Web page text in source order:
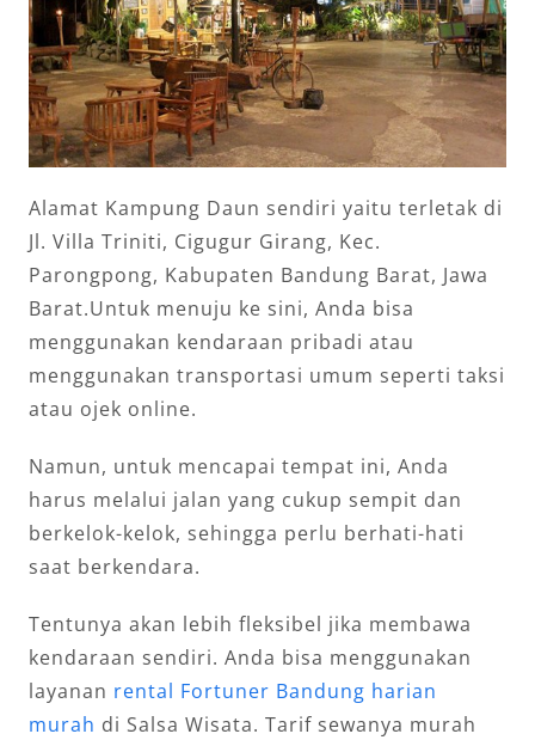
Alamat Kampung Daun sendiri yaitu terletak di
Jl. Villa Triniti, Cigugur Girang, Kec.
Parongpong, Kabupaten Bandung Barat, Jawa
Barat.Untuk menuju ke sini, Anda bisa
menggunakan kendaraan pribadi atau
menggunakan transportasi umum seperti taksi
atau ojek online.
Namun, untuk mencapai tempat ini, Anda
harus melalui jalan yang cukup sempit dan
berkelok-kelok, sehingga perlu berhati-hati
saat berkendara.
Tentunya akan lebih fleksibel jika membawa
kendaraan sendiri. Anda bisa menggunakan
layanan rental Fortuner Bandung harian
murah di Salsa Wisata. Tarif sewanya murah